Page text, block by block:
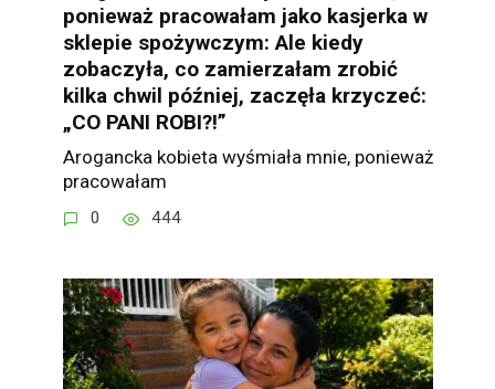
ponieważ pracowałam jako kasjerka w
sklepie spożywczym: Ale kiedy
zobaczyła, co zamierzałam zrobić
kilka chwil później, zaczęła krzyczeć:
„CO PANI ROBI?!”
Arogancka kobieta wyśmiała mnie, ponieważ
pracowałam
0 444